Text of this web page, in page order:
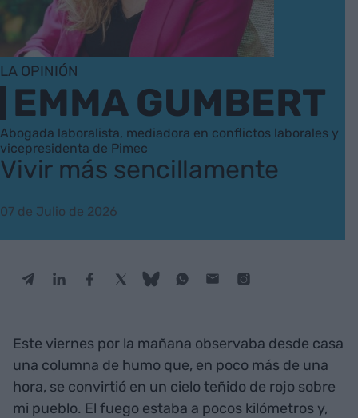
LA OPINIÓN
EMMA GUMBERT
Abogada laboralista, mediadora en conflictos laborales y
vicepresidenta de Pimec
Vivir más sencillamente
07 de Julio de 2026
Este viernes por la mañana observaba desde casa
una columna de humo que, en poco más de una
hora, se convirtió en un cielo teñido de rojo sobre
mi pueblo. El fuego estaba a pocos kilómetros y,